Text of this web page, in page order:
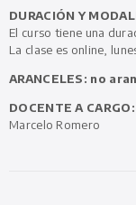
DURACIÓN Y
El curso tiene una
La clase es online,
ARANCELES: no
DOCENTE A CARGO:
Marcelo Romero